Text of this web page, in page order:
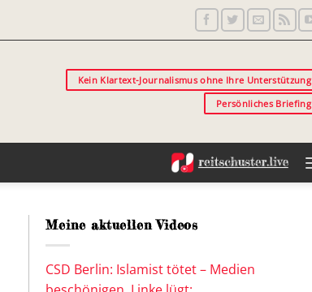
Kein Klartext-Journalismus ohne Ihre Unterstützung
Persönliches Briefing
Meine aktuellen Videos
CSD Berlin: Islamist tötet – Medien